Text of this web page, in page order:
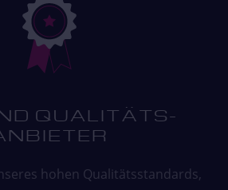
QUALITÄTS­
hohen Qualitätsstandards,